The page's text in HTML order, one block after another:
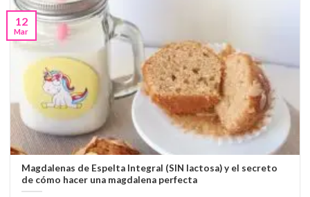
Magdalenas de Espelta Integral (SIN lactosa) y el secreto
de cómo hacer una magdalena perfecta
12
Mar